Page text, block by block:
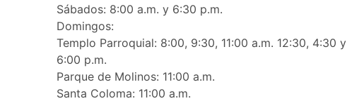
Sábados: 8:00 a.m. y 6:30 p.m.
Domingos:
Templo Parroquial: 8:00, 9:30, 11:00 a.m. 12:30, 4:30 y
6:00 p.m.
Parque de Molinos: 11:00 a.m.
Santa Coloma: 11:00 a.m.